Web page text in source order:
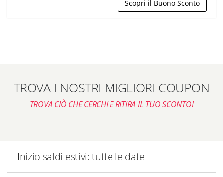
Scopri il Buono Sconto
TROVA I NOSTRI MIGLIORI COUPON
TROVA CIÒ CHE CERCHI E RITIRA IL TUO SCONTO!
Inizio saldi estivi: tutte le date